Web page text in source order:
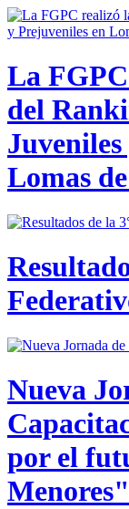
La
del
Lomas
Nueva
por el
Menores"